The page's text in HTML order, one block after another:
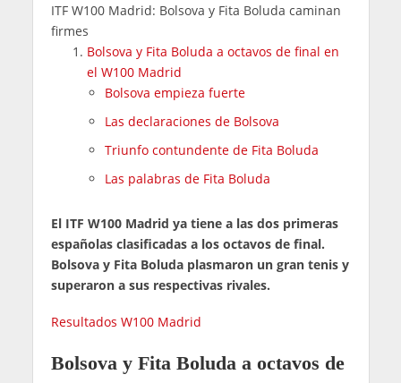
ITF W100 Madrid: Bolsova y Fita Boluda caminan
firmes
Bolsova y Fita Boluda a octavos de final en
el W100 Madrid
Bolsova empieza fuerte
Las declaraciones de Bolsova
Triunfo contundente de Fita Boluda
Las palabras de Fita Boluda
El ITF W100 Madrid ya tiene a las dos primeras
españolas clasificadas a los octavos de final.
Bolsova y Fita Boluda plasmaron un gran tenis y
superaron a sus respectivas rivales.
Resultados W100 Madrid
Bolsova y Fita Boluda a octavos de